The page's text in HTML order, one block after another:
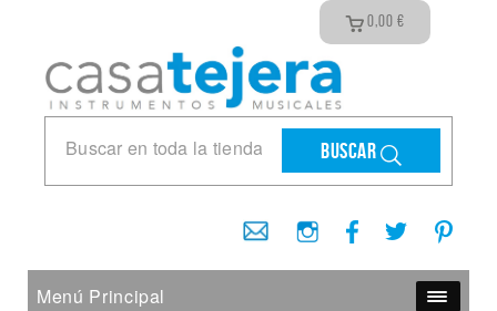
0,00 €
Buscar
Menú Principal